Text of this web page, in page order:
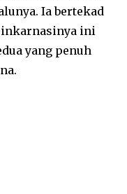
Ia bertekad
ini
yang penuh